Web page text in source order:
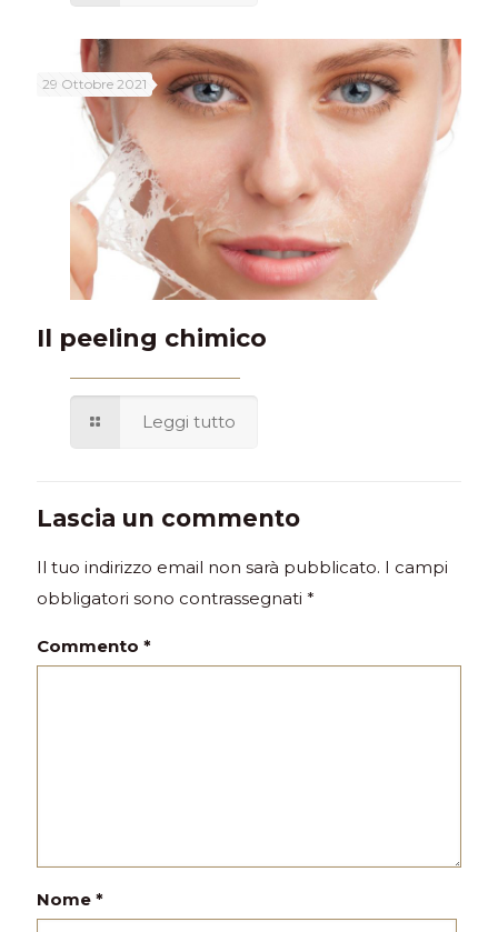
29 Ottobre 2021
Il peeling chimico
Leggi tutto
Lascia un commento
Il tuo indirizzo email non sarà pubblicato. I campi
obbligatori sono contrassegnati *
Commento *
Nome *